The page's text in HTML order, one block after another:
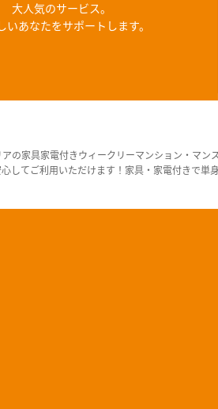
大人気のサービス。
いあなたをサポートします。
アの家具家電付きウィークリーマンション・マ
心してご利用いただけます！家具・家電付きで単